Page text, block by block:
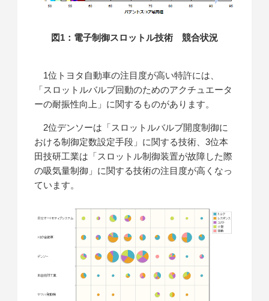
図1：電子制御スロットル技術 競合状況
1位トヨタ自動車の注目度が高い特許には、
「スロットルバルブ回動のためのアクチュエータ
ーの耐振性向上」に関するものがあります。
2位デンソーは「スロットルバルブ開度制御に
おける制御定数設定手段」に関する技術、3位本
田技研工業は「スロットル制御装置が故障した際
の吸気量制御」に関する技術の注目度が高くなっ
ています。